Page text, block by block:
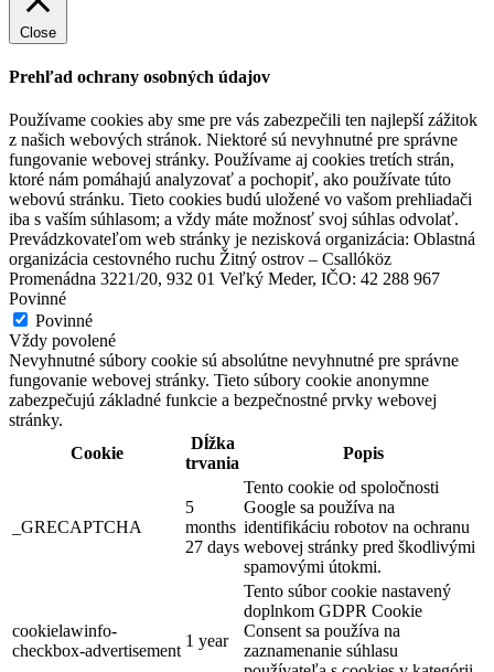
Close
Prehľad ochrany osobných údajov
Používame cookies aby sme pre vás zabezpečili ten najlepší zážitok
z našich webových stránok. Niektoré sú nevyhnutné pre správne
fungovanie webovej stránky. Používame aj cookies tretích strán,
ktoré nám pomáhajú analyzovať a pochopiť, ako používate túto
webovú stránku. Tieto cookies budú uložené vo vašom prehliadači
iba s vaším súhlasom; a vždy máte možnosť svoj súhlas odvolať.
Prevádzkovateľom web stránky je nezisková organizácia: Oblastná
organizácia cestovného ruchu Žitný ostrov – Csallóköz
Promenádna 3221/20, 932 01 Veľký Meder, IČO: 42 288 967
Povinné
Povinné
Vždy povolené
Nevyhnutné súbory cookie sú absolútne nevyhnutné pre správne
fungovanie webovej stránky. Tieto súbory cookie anonymne
zabezpečujú základné funkcie a bezpečnostné prvky webovej
stránky.
Cookie
Dĺžka
trvania
Popis
_GRECAPTCHA
5
months
27 days
Tento cookie od spoločnosti
Google sa používa na
identifikáciu robotov na ochranu
webovej stránky pred škodlivými
spamovými útokmi.
cookielawinfo-
checkbox-advertisement
1 year
Tento súbor cookie nastavený
doplnkom GDPR Cookie
Consent sa používa na
zaznamenanie súhlasu